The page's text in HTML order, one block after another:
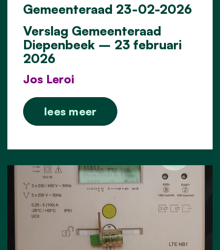
Gemeenteraad 23-02-2026
Verslag Gemeenteraad
Diepenbeek – 23 februari
2026
Jos Leroi
lees meer